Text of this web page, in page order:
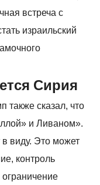
встреча с
израильский
Сирия
также сказал, что
и Ливаном».
виду. Это может
контроль